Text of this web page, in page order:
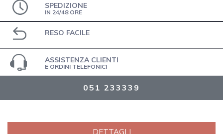
SPEDIZIONE
IN 24/48 ORE
RESO FACILE
ASSISTENZA CLIENTI
E ORDINI TELEFONICI
051 233339
DETTAGLI